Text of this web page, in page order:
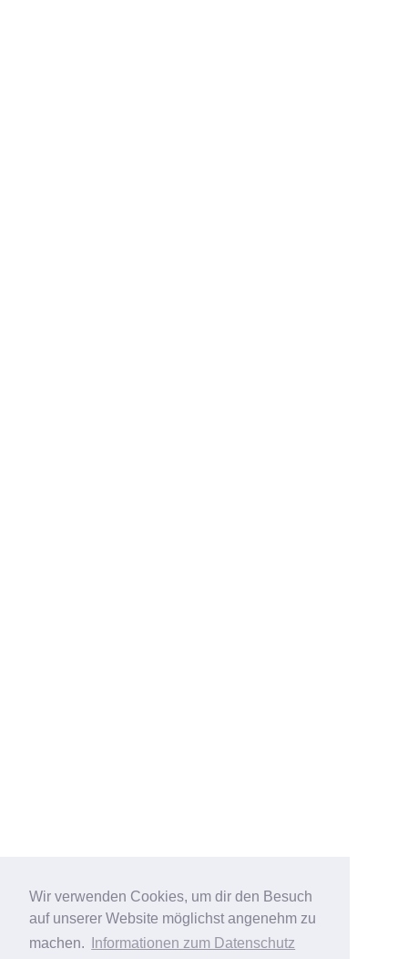
Wir verwenden Cookies, um dir den Besuch
auf unserer Website möglichst angenehm zu
machen.
Informationen zum Datenschutz